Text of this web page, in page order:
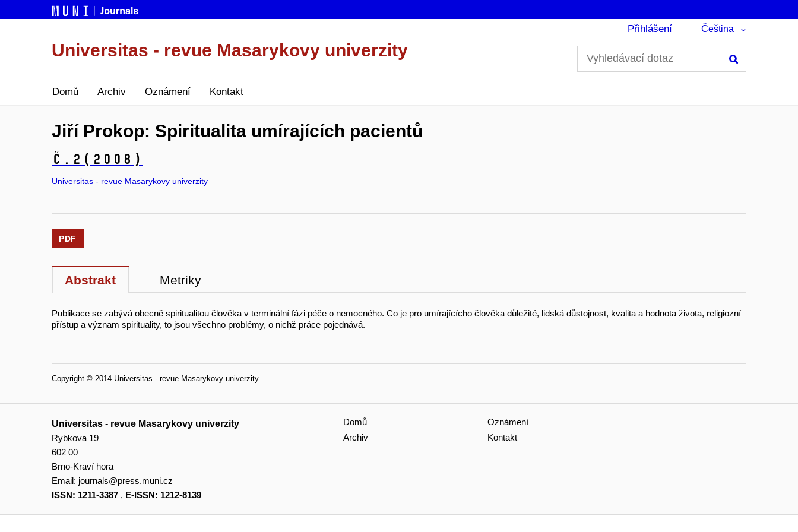
Universitas - revue Masarykovy univerzity
Přihlášení Čeština
Domů Archiv Oznámení Kontakt
Jiří Prokop: Spiritualita umírajících pacientů
č.2 (2008)
Universitas - revue Masarykovy univerzity
PDF
Abstrakt Metriky
Publikace se zabývá obecně spiritualitou člověka v terminální fázi péče o nemocného. Co je pro umírajícícho člověka důležité, lidská důstojnost, kvalita a hodnota života, religiozní
přístup a význam spirituality, to jsou všechno problémy, o nichž práce pojednává.
Copyright © 2014 Universitas - revue Masarykovy univerzity
Universitas - revue Masarykovy univerzity
Rybkova 19
602 00
Brno-Kraví hora
Email: journals@press.muni.cz
ISSN: 1211-3387 , E-ISSN: 1212-8139
Domů
Archiv
Oznámení
Kontakt